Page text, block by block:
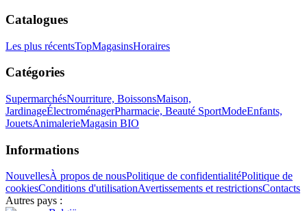
Catalogues
Les plus récentsTopMagasinsHoraires
Catégories
SupermarchésNourriture, BoissonsMaison,
JardinageÉlectroménagerPharmacie, Beauté SportModeEnfants,
JouetsAnimalerieMagasin BIO
Informations
NouvellesÀ propos de nousPolitique de confidentialitéPolitique de
cookiesConditions d'utilisationAvertissements et restrictionsContacts
Autres pays :